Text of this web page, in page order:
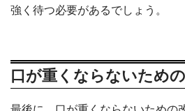
強く待つ必要があるでしょう。
口が重くならないため